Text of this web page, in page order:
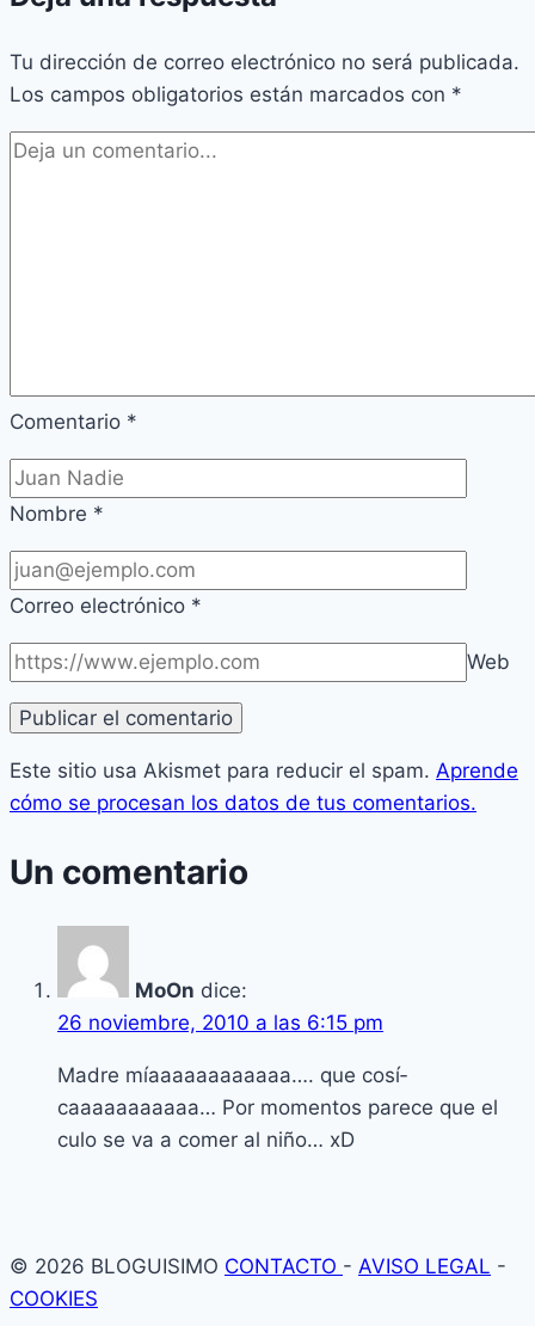
Tu dirección de correo electrónico no será publicada.
Los campos obligatorios están marcados con *
Comentario *
Nombre *
Correo electrónico *
Web
Este sitio usa Akismet para reducir el spam. Aprende
cómo se procesan los datos de tus comentarios.
Un comentario
MoOn dice:
26 noviembre, 2010 a las 6:15 pm
Madre mí­aaaaaaaaaaaa…. que cosí­
caaaaaaaaaaa… Por momentos parece que el
culo se va a comer al niño… xD
© 2026 BLOGUISIMO CONTACTO - AVISO LEGAL -
COOKIES